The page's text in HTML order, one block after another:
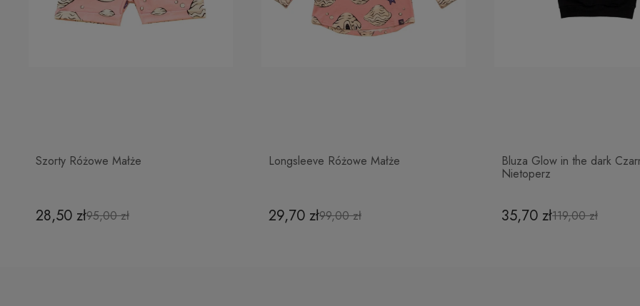
Szorty Różowe Małże
28,50 zł95,00 zł
Longsleeve Różowe Małże
29,70 zł99,00 zł
Bluza Glow in the dark
Nietoperz
35,70 zł119,00 zł